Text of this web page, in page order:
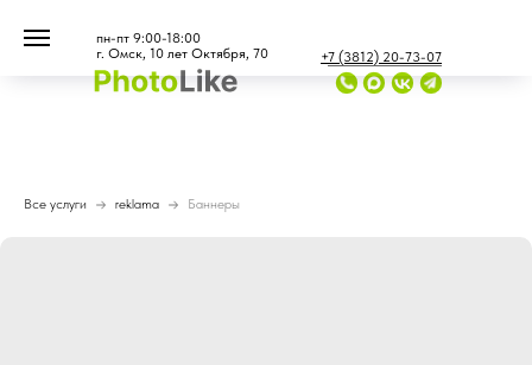
пн-пт 9:00-18:00
г. Омск, 10 лет Октября, 70
+7 (3812) 20-73-07
Все услуги reklama Баннеры